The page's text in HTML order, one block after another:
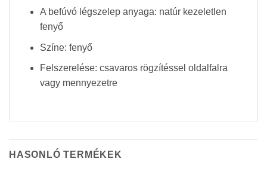
A befúvó légszelep anyaga: natúr kezeletlen
fenyő
Színe: fenyő
Felszerelése: csavaros rögzítéssel oldalfalra
vagy mennyezetre
HASONLÓ TERMÉKEK